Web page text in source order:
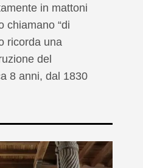
in mattoni
chiamano “di
ricorda una
del
8 anni, dal 1830